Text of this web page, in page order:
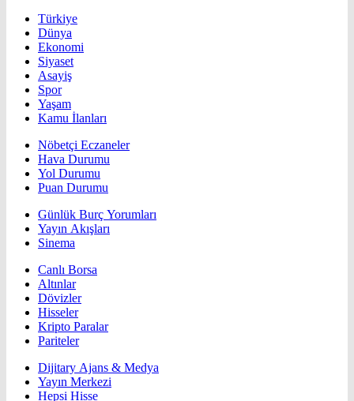
Türkiye
Dünya
Ekonomi
Siyaset
Asayiş
Spor
Yaşam
Kamu İlanları
Nöbetçi Eczaneler
Hava Durumu
Yol Durumu
Puan Durumu
Günlük Burç Yorumları
Yayın Akışları
Sinema
Canlı Borsa
Altınlar
Dövizler
Hisseler
Kripto Paralar
Pariteler
Dijitary Ajans & Medya
Yayın Merkezi
Hepsi Hisse